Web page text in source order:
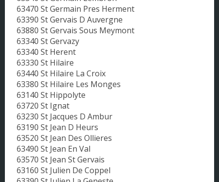
63470 St Germain Pres Herment
63390 St Gervais D Auvergne
63880 St Gervais Sous Meymont
63340 St Gervazy
63340 St Herent
63330 St Hilaire
63440 St Hilaire La Croix
63380 St Hilaire Les Monges
63140 St Hippolyte
63720 St Ignat
63230 St Jacques D Ambur
63190 St Jean D Heurs
63520 St Jean Des Ollieres
63490 St Jean En Val
63570 St Jean St Gervais
63160 St Julien De Coppel